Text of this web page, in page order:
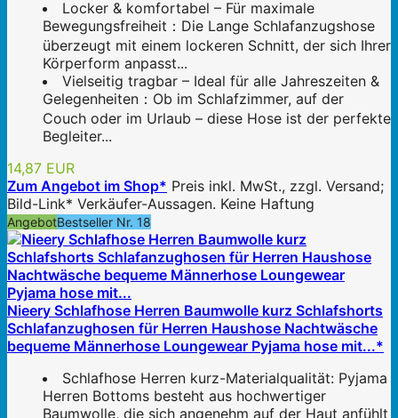
Locker & komfortabel – Für maximale
Bewegungsfreiheit：Die Lange Schlafanzugshose
überzeugt mit einem lockeren Schnitt, der sich Ihrer
Körperform anpasst...
Vielseitig tragbar – Ideal für alle Jahreszeiten &
Gelegenheiten：Ob im Schlafzimmer, auf der
Couch oder im Urlaub – diese Hose ist der perfekte
Begleiter...
14,87 EUR
Zum Angebot im Shop* Preis inkl. MwSt., zzgl. Versand;
Bild-Link* Verkäufer-Aussagen. Keine Haftung
AngebotBestseller Nr. 18
Nieery Schlafhose Herren Baumwolle kurz Schlafshorts
Schlafanzughosen für Herren Haushose Nachtwäsche
bequeme Männerhose Loungewear Pyjama hose mit...*
Schlafhose Herren kurz-Materialqualität: Pyjama
Herren Bottoms besteht aus hochwertiger
Baumwolle, die sich angenehm auf der Haut anfühlt